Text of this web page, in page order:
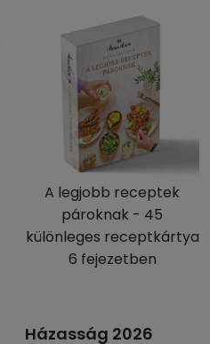
A legjobb receptek
pároknak - 45
különleges receptkártya
6 fejezetben
Házasság 2026